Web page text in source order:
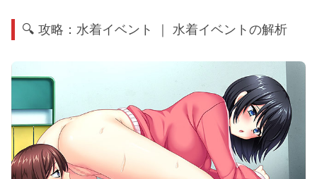
🔍 攻略：水着イベント ｜ 水着イベントの解析